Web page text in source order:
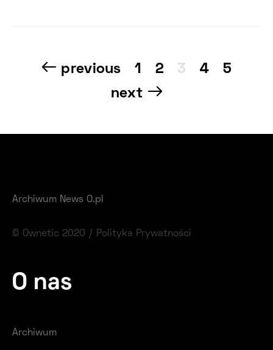
Nawigacja
po
previous 1 2 3 4
5
next
Archiwum News O.pl
© Ownetic 2020 / Polityka Prywatności
O nas
Archiwum